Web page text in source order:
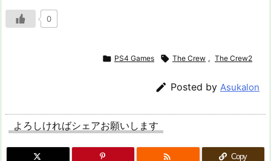
0
 PS4 Games  The Crew , The Crew2
 Posted by Asukalon
よろしければシェアお願いします
 Copy